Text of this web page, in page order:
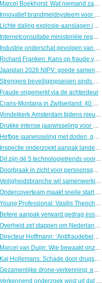
Marcel Boekhorst: Wat niemand zag, tot de controller kwam
Innovatief brandmeldsysteem voor een oud theater
Lichte daling explosie-aanslagen in 2025, maar zorgen blijven groot
Internetconsultatie ministeriële regelingen cyberwetgeving gesloten
Industrie onderschat gevolgen van OT-cyberaanvallen
Richard Franken: Kans op fraude verklein je door goed leiderschap
Jaarplan 2026 NIPV: goede samenwerking is van doorslaggevend belang
Strengere beveiligingseisen sinds 1 januari: ABRO definitief door de ministerraad
Fraude ongemerkt via de achterdeur
Crans-Montana in Zwitserland: 40 doden en 115 gewonden na uitslaande brand in bar
Vondelkerk Amsterdam tijdens nieuwjaarsnacht zwaar beschadigd door grote brand.
Drukke intense jaarwisseling voor de brandweer
Heftige jaarwisseling met doden, geweld en maximale politie-inzet
Inspectie onderzoekt aanpak landelijke crises door Rijk en veiligheidsregio’s
Dit zijn dé 5 technologietrends voor de beveiligingssector in 2026
Doorbraak in zicht voor persoonsgebonden beveiligingspas
Veiligheidsbranche wil samenwerking met politie op agenda Kamerdebat
Ondercoverteam maakt snelle start, maar kampt met groeipijn
Young Professional: Vasilis Theocharis
Betere aanpak verward gedrag essentieel voor veiligheid en risicobeheersing
Overheid zet stappen om Nederland weerbaar te maken
Directeur Hoffmann: ‘Antifraudebeleid begint met preventie’
Marcel van Duijn: Wie bewaakt onze DigiD? Tijd voor een Minister van Digitale Zaken
Kaj Hollemans: Schade door drugsgebruik voorkomen met verstandige keuzes
Gezamenlijke drone-verkenning: eerste stap naar één geïntegreerd luchtruimbeeld
Verkennend onderzoek wijst uit dat Nederlanders hun telefoon en fietsaccu veilig opladen